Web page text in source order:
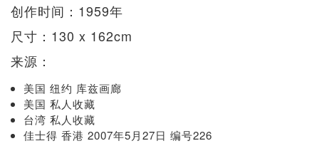
创作时间：1959年
尺寸：130 x 162cm
来源：
美国 纽约 库兹画廊
美国 私人收藏
台湾 私人收藏
佳士得 香港 2007年5月27日 编号226